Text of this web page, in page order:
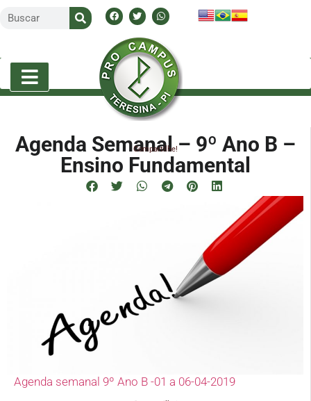
Agenda Semanal – 9º Ano B –
Ensino Fundamental
Compartilhe!
Agenda semanal 9º Ano B -01 a 06-04-2019